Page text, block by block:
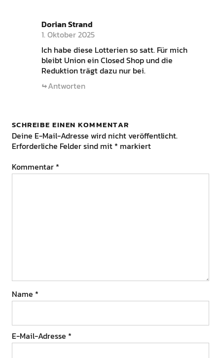
Dorian Strand
1. Oktober 2025
Ich habe diese Lotterien so satt. Für mich
bleibt Union ein Closed Shop und die
Reduktion trägt dazu nur bei.
Antworten
SCHREIBE EINEN KOMMENTAR
Deine E-Mail-Adresse wird nicht veröffentlicht.
Erforderliche Felder sind mit * markiert
Kommentar *
Name *
E-Mail-Adresse *